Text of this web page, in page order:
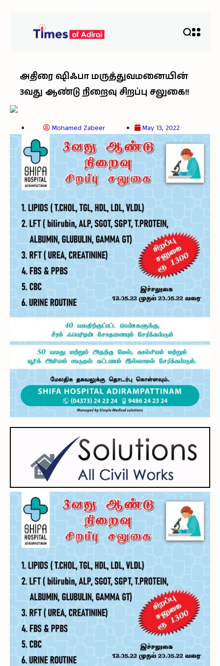
அதிரை ஷிஃபா மருத்துவமனையின்
3வது ஆண்டு நிறைவு சிறப்பு சலுகை!!
Mohamed Zabeer May 13, 2022